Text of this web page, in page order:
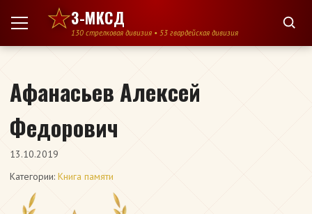
Перейти к содержимому
3-МКСД
130 стрелковая дивизия • 53 гвардейская дивизия
Афанасьев Алексей
Федорович
13.10.2019
Категории: Книга памяти